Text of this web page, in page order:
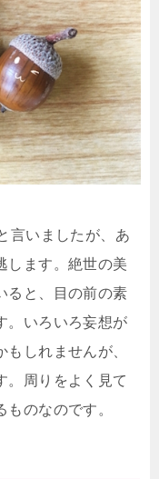
言いましたが、あ
します。絶世の美
ると、目の前の素
。いろいろ妄想が
しれませんが、
。周りをよく見て
のなのです。